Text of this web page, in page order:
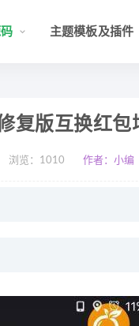
主题模板及插件
复版互换红包
浏览： 1010 作者：小编